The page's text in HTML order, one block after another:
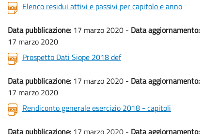
Elenco residui attivi e passivi per capitolo e anno
Data pubblicazione: 17 marzo 2020 - Data aggiornamento:
17 marzo 2020
Prospetto Dati Siope 2018 def
Data pubblicazione: 17 marzo 2020 - Data aggiornamento:
17 marzo 2020
Rendiconto generale esercizio 2018 - capitoli
Data pubblicazione: 17 marzo 2020 - Data aggiornamento: